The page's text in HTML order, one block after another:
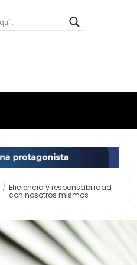
/ Eficiencia y responsabilidad
con nosotros mismos